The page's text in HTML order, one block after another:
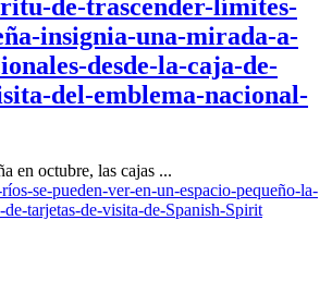
de-trascender-límites-
insignia-una-mirada-a-
desde-la-caja-de-
del-emblema-nacional-
en octubre, las cajas ...